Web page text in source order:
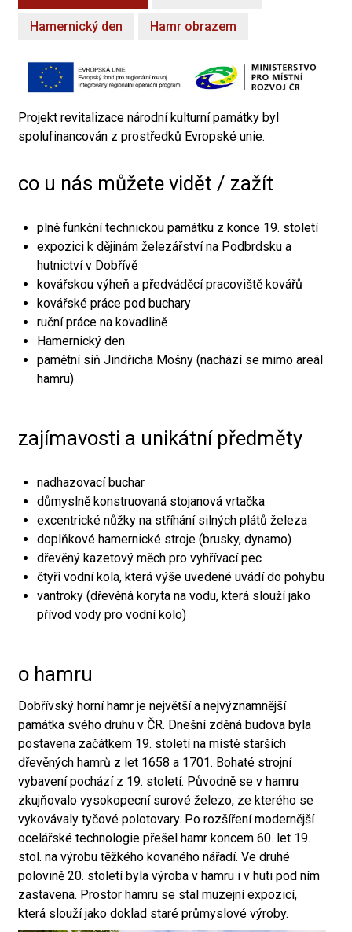
Hamernický den Hamr obrazem
Projekt revitalizace národní kulturní památky byl
spolufinancován z prostředků Evropské unie.
co u nás můžete vidět / zažít
plně funkční technickou památku z konce 19. století
expozici k dějinám železářství na Podbrdsku a
hutnictví v Dobřívě
kovářskou výheň a předváděcí pracoviště kovářů
kovářské práce pod buchary
ruční práce na kovadlině
Hamernický den
pamětní síň Jindřicha Mošny (nachází se mimo areál
hamru)
zajímavosti a unikátní předměty
nadhazovací buchar
důmyslně konstruovaná stojanová vrtačka
excentrické nůžky na stříhání silných plátů železa
doplňkové hamernické stroje (brusky, dynamo)
dřevěný kazetový měch pro vyhřívací pec
čtyři vodní kola, která výše uvedené uvádí do pohybu
vantroky (dřevěná koryta na vodu, která slouží jako
přívod vody pro vodní kolo)
o hamru
Dobřívský horní hamr je největší a nejvýznamnější
památka svého druhu v ČR. Dnešní zděná budova byla
postavena začátkem 19. století na místě starších
dřevěných hamrů z let 1658 a 1701. Bohaté strojní
vybavení pochází z 19. století. Původně se v hamru
zkujňovalo vysokopecní surové železo, ze kterého se
vykovávaly tyčové polotovary. Po rozšíření modernější
ocelářské technologie přešel hamr koncem 60. let 19.
stol. na výrobu těžkého kovaného nářadí. Ve druhé
polovině 20. století byla výroba v hamru i v huti pod ním
zastavena. Prostor hamru se stal muzejní expozicí,
která slouží jako doklad staré průmyslové výroby.